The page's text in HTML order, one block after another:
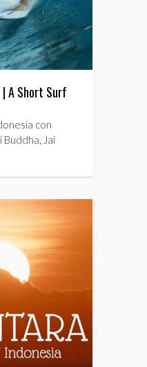
| A Short Surf
con
Jai